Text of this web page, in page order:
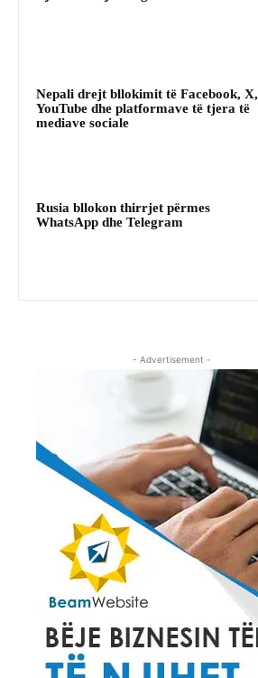
Nepali drejt bllokimit të Facebook, X,
YouTube dhe platformave të tjera të
mediave sociale
Rusia bllokon thirrjet përmes
WhatsApp dhe Telegram
- Advertisement -